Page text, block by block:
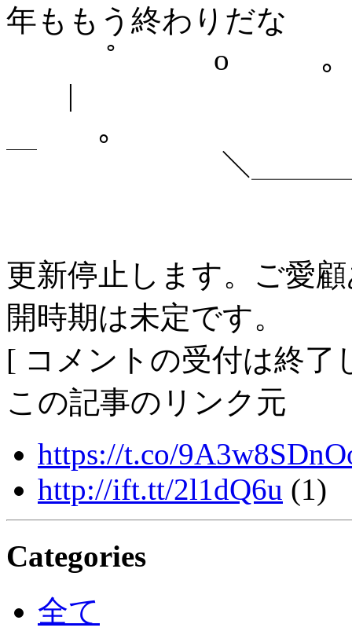
年ももう終わりだな
ﾟ o ｡ .
|
｡
￣ ＼＿＿＿＿＿
更新停止します。ご愛
開時期は未定です。
[ コメントの受付は終了
この記事のリンク元
https://t.co/
http://ift.tt/2l1dQ6u (1)
Categories
全て